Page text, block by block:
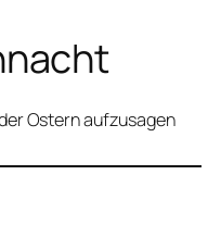
Ostern aufzusagen